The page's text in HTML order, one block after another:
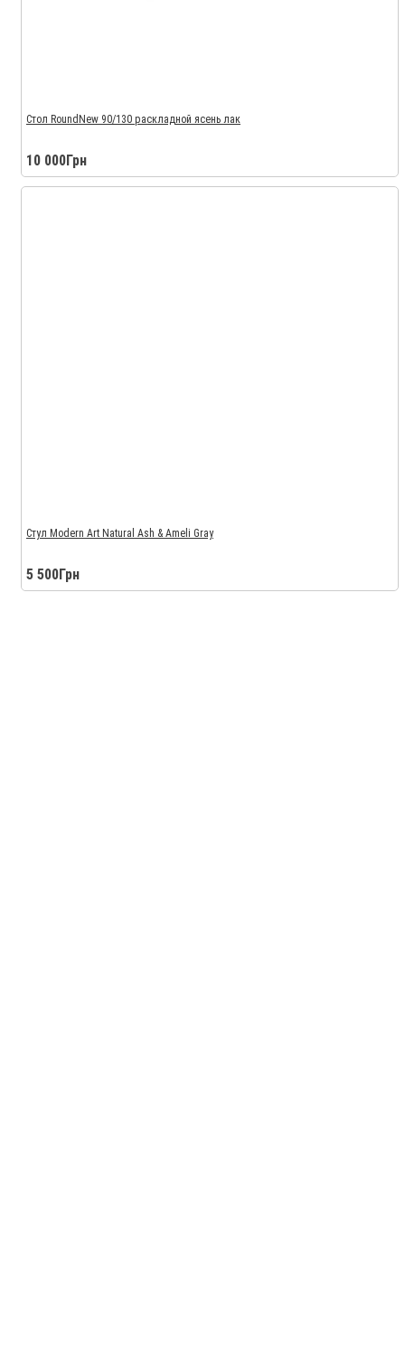
Стол RoundNew 90/130 раскладной ясень лак
10 000Грн
Стул Modern Art Natural Ash & Ameli Gray
5 500Грн